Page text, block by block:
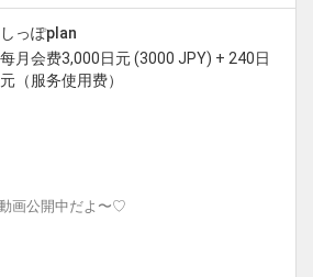
しっぽplan
每月会费3,000日元 (3000 JPY) + 240日
元（服务使用费）
画公開中だよ〜♡